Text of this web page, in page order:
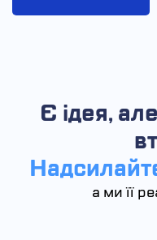
Є ідея,
а ми її